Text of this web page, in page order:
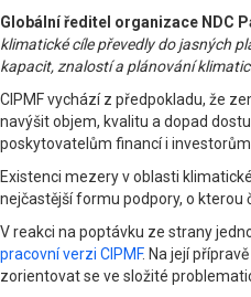
Globální ředitel organizace NDC
klimatické cíle převedly do jasných
kapacit, znalostí a plánování
CIPMF vychází z předpokladu, že
navýšit objem, kvalitu a dopad
poskytovatelům financí i investorům.
Existenci mezery v oblasti
nejčastější formu podpory, o kterou
V reakci na poptávku ze strany
pracovní verzi CIPMF. Na její
zorientovat se ve složité